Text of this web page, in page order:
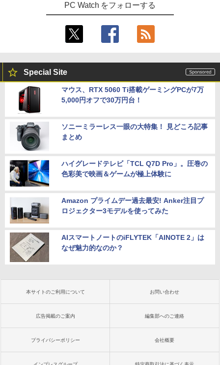
book G83/M / Windows11/ 高性能 第8
世代Core i5-8250u/ 8GB/ 爆速NVMe式2
パソコン 中古PC Office付きWindows1
1】 税込送料無料 あす楽対応 即日発送
￥18,990
5
Panasonic Let's note CF-LV7 軽量 14
型 FHD(1920×1080)ノートパソコン 第8
2019搭載整備済み品/送料無料
￥22,500
【中古ゲーミングPC】ドスパラ GALLE
RIA RT5 / GeForce GTX 1660 / Ryzen 5
TB / Windows11
【全品最大2500円OFFクーポン】【第8
世代 i7 高性能ビジネス PC】 Core i7 第
8世代 Dell OptiPlex 3060 SFF Office付
HDMI DisplayPort 2画面出力 中古パソ
コン pc デスクトップPC 本体
アイリスオーヤマ △ポータブルモニター
15.6インチ DP-EF164S-B ブラック
￥13,068
5
【公式限定2年保証】 モニター 23インチ
フルhd 高画質 100Hz VA ノングレア 非
光沢 スピーカー内蔵 3年保証 ディスプレ
イ パソコンモニター PCモニター フルハ
￥16,820
PC Watch をフォローする
Special Site
マウス、RTX 5060 Ti搭載ゲーミングPCが7万
5,000円オフで30万円台！
ソニーミラーレス一眼の大特集！ 見どころ記事
まとめ
ハイグレードテレビ「TCL Q7D Pro」。圧巻の
色彩美で映画＆ゲームが極上体験に
Amazon プライムデー過去最安! Anker注目プ
ロジェクター3モデルを使ってみた
AIスマートノートのiFLYTEK「AINOTE 2」は
なぜ魅力的なのか？
本サイトのご利用について お問い合わせ
広告掲載のご案内 編集部へのご連絡
プライバシーポリシー 会社概要